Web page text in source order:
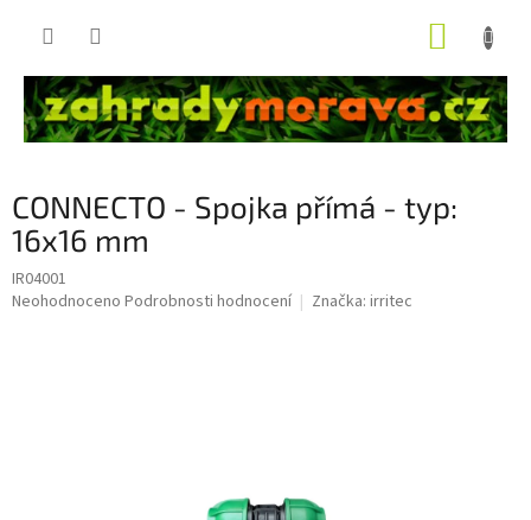
CONNECTO - Spojka přímá - typ:
16x16 mm
IR04001
Průměrné
Neohodnoceno Podrobnosti hodnocení Značka: irritec